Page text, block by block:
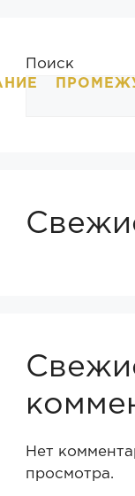
Поиск
Нет
просмотра.